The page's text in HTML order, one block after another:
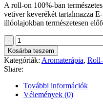
A roll-on 100%-ban
vetiver keverékét tartalmazza
illóolajokban természetesen
LAZULJ
EL!-
roll
on
illóolaj
keverék
10ml
mennyiség
Kosárba teszem
Kategóriák: Aromaterápia,
Share:
További információk
Vélemények (0)